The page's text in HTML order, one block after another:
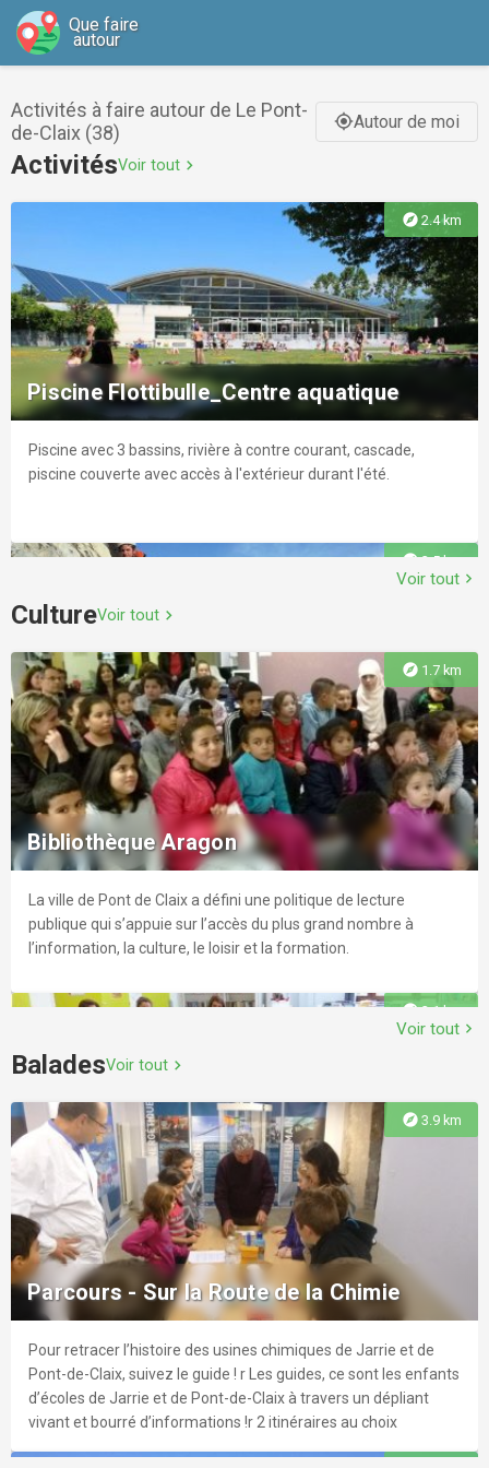
Que faire
autour
Activités à faire autour de Le Pont-
de-Claix (38)
gps_fixedAutour de moi
ActivitésVoir tout chevron_right
explore 2.4 km
Piscine Flottibulle_Centre aquatique
Piscine avec 3 bassins, rivière à contre courant, cascade,
piscine couverte avec accès à l'extérieur durant l'été.
explore3.5 km
Site d'escalade des Rochers de Comboire
- Espace Comboire
Un des sites mythiques de l'agglomération grenobloise, où les
meilleurs grimpeurs ont fait leurs armes. Des voies de
caractère, ponctuées de sections toujours complexes où
imagination, résistance et détermination vous seront
explore
Stade Nautique d'Echirolles
Piscine avec grand bassin couvert et bassin olympique
découvert, petit bassin intérieur, pataugeoire extérieure
Piscine Jarrie
Voir tout chevron_right
CultureVoir tout chevron_right
explore 1.7 km
Bibliothèque Aragon
La ville de Pont de Claix a défini une politique de lecture
publique qui s’appuie sur l’accès du plus grand nombre à
l’information, la culture, le loisir et la formation.
explore2.1 km
Médiathèque municipale Georges
Brassens
Catalogue en ligne : livres, revues et films
explore2.1 km
Voir tout chevron_right
BaladesVoir tout chevron_right
explore 3.9 km
Parcours - Sur la Route de la Chimie
Pour retracer l’histoire des usines chimiques de Jarrie et de
Pont-de-Claix, suivez le guide ! r Les guides, ce sont les enfants
d’écoles de Jarrie et de Pont-de-Claix à travers un dépliant
vivant et bourré d’informations !r 2 itinéraires au choix